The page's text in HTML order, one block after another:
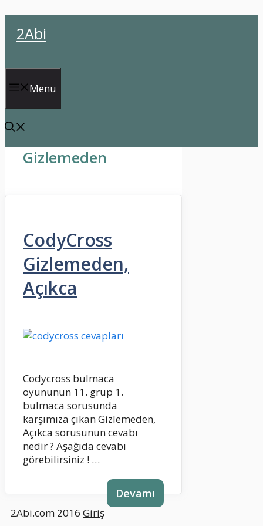
atla2Abi
Menu
Gizlemeden
CodyCross
Gizlemeden,
Açıkca
Codycross bulmaca
oyununun 11. grup 1.
bulmaca sorusunda
karşımıza çıkan Gizlemeden,
Açıkca sorusunun cevabı
nedir ? Aşağıda cevabı
görebilirsiniz ! …
Devamı
2Abi.com 2016 Giriş